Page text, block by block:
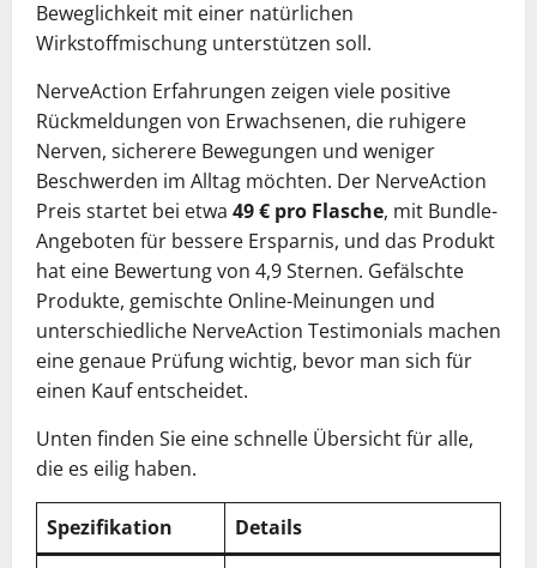
Beweglichkeit mit einer natürlichen
Wirkstoffmischung unterstützen soll.
NerveAction Erfahrungen zeigen viele positive
Rückmeldungen von Erwachsenen, die ruhigere
Nerven, sicherere Bewegungen und weniger
Beschwerden im Alltag möchten. Der NerveAction
Preis startet bei etwa 49 € pro Flasche, mit Bundle-
Angeboten für bessere Ersparnis, und das Produkt
hat eine Bewertung von 4,9 Sternen. Gefälschte
Produkte, gemischte Online-Meinungen und
unterschiedliche NerveAction Testimonials machen
eine genaue Prüfung wichtig, bevor man sich für
einen Kauf entscheidet.
Unten finden Sie eine schnelle Übersicht für alle,
die es eilig haben.
Spezifikation
Details